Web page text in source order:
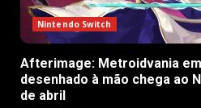
Nintendo Switch
Afterimage: Metroidvania
desenhado à mão chega ao
de abril